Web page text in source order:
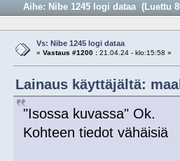
Aihe: Nibe 1245 logi dataa (Luettu
Vs: Nibe 1245 logi dataa
« Vastaus #1200 :21.04.24 - klo:15:58 »
Lainaus käyttäjältä:
"Isossa kuvassa" Ok.
Kohteen tiedot